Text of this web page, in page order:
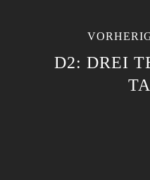
D2: DREI